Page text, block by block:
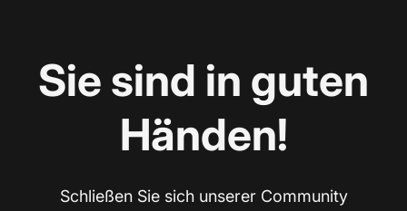
Sie sind in guten
Händen!
Schließen Sie sich unserer Community